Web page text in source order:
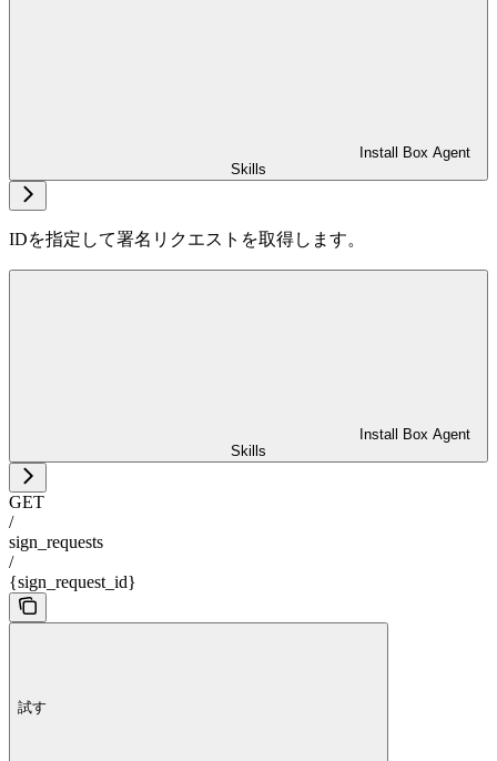
Install Box Agent
Skills
IDを指定して署名リクエストを取得します。
Install Box Agent
Skills
GET
/
sign_requests
/
{sign_request_id}
試す